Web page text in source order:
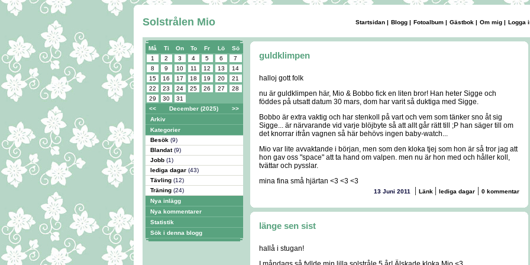
Solstrålen Mio Startsidan | Blogg | Fotoalbum | Gästbok | Om mig | Logga
Må Ti On To Fr Lö
Sö
1
2 3 4 5 6
7
8
9 10 11 12 13
14
15
16 17 18 19 20
21
22
23 24 25 26 27
28
29
30
31
<<
December (2025)
>>
Arkiv
Kategorier
Besök (9)
Blandat(9)
Jobb (1)
lediga dagar (43)
Tävling (12)
Träning (24)
Nya inlägg
Nya kommentarer
Statistik
Sök i denna blogg
guldklimpen
halloj gott folk
nu är guldklimpen här, Mio & Bobbo fick en liten bror! Han heter Sigge och
föddes på utsatt datum 30 mars, dom har varit så duktiga med Sigge.
Bobbo är extra vaktig och har stenkoll på vart och vem som tänker sno åt sig
Sigge... är närvarande vid varje blöjbyte så att allt går rätt till ;P han säger till om
det knorrar ifrån vagnen så här behövs ingen baby-watch...
Mio var lite avvaktande i början, men som den kloka tjej som hon är så tror jag att
hon gav oss "space" att ta hand om valpen. men nu är hon med och håller koll,
tvättar och pysslar.
mina fina små hjärtan <3 <3 <3
13 Juni 2011 | Länk | lediga dagar | 0 kommentar
länge sen sist
hallå i stugan!